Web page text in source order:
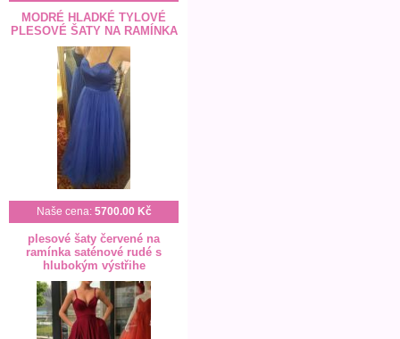
MODRÉ HLADKÉ TYLOVÉ
PLESOVÉ ŠATY NA RAMÍNKA
Naše cena: 5700.00 Kč
plesové šaty červené na
ramínka saténové rudé s
hlubokým výstřihe